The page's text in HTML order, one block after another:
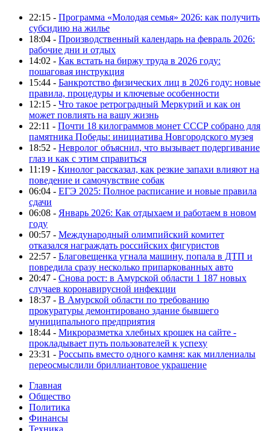
22:15 - Программа «Молодая семья» 2026: как получить
субсидию на жилье
18:04 - Производственный календарь на февраль 2026:
рабочие дни и отдых
14:02 - Как встать на биржу труда в 2026 году:
пошаговая инструкция
15:44 - Банкротство физических лиц в 2026 году: новые
правила, процедуры и ключевые особенности
12:15 - Что такое ретроградный Меркурий и как он
может повлиять на вашу жизнь
22:11 - Почти 18 килограммов монет СССР собрано для
памятника Победы: инициатива Новгородского музея
18:52 - Невролог объяснил, что вызывает подергивание
глаз и как с этим справиться
11:19 - Кинолог рассказал, как резкие запахи влияют на
поведение и самочувствие собак
06:04 - ЕГЭ 2025: Полное расписание и новые правила
сдачи
06:08 - Январь 2026: Как отдыхаем и работаем в новом
году
00:57 - Международный олимпийский комитет
отказался награждать российских фигуристов
22:57 - Благовещенка угнала машину, попала в ДТП и
повредила сразу несколько припаркованных авто
20:47 - Снова рост: в Амурской области 1 187 новых
случаев коронавирусной инфекции
18:37 - В Амурской области по требованию
прокуратуры демонтировано здание бывшего
муниципального предприятия
18:44 - Микроразметка хлебных крошек на сайте -
прокладывает путь пользователей к успеху
23:31 - Россыпь вместо одного камня: как миллениалы
переосмыслили бриллиантовое украшение
Главная
Общество
Политика
Финансы
Техника